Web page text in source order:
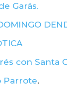
Garás.
con Santa
Parrote.